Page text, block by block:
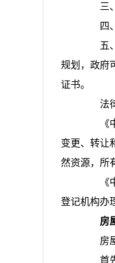
三、
四、
五、
规划，政府
证书。
法律
《中
变更、转让
然资源，所
《中
登记机构办
房
房屋
首先